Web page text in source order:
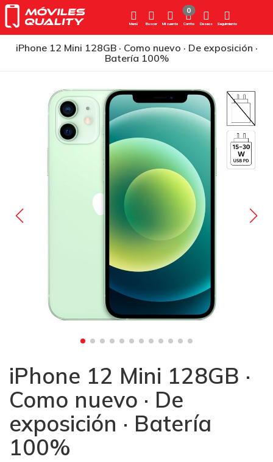
Menú Buscar Mi cuenta Carrito
0
Deseos Seguimiento
iPhone 12 Mini 128GB · Como nuevo · De exposición ·
Batería 100%
iPhone 12 Mini 128GB ·
Como nuevo · De
exposición · Batería
100%